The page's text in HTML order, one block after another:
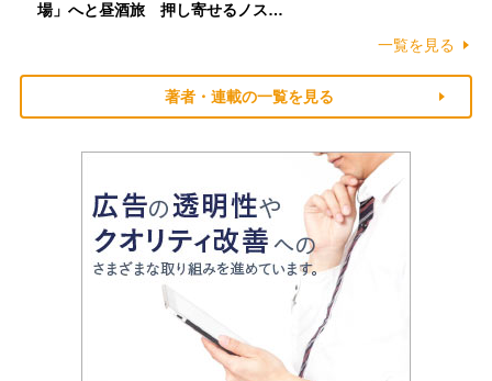
場」へと昼酒旅 押し寄せるノス…
一覧を見る
著者・連載の一覧を見る